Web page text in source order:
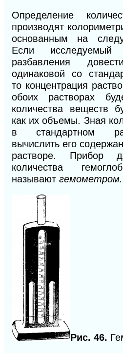
Определение
производят
основанным на
Если исследуемый
разбавления
одинаковой со
то концентрация
обоих растворах
количества веществ
как их объемы. Зная
в стандартном
вычислить его
растворе. Прибор
количества
называют гемометром.
Рис. 46.